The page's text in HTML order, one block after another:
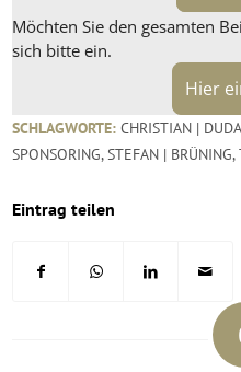
Möchten Sie den gesamten
sich bitte ein.
Hier
SCHLAGWORTE: CHRISTIAN |
SPONSORING,STEFAN | BRÜNING,
Eintrag teilen